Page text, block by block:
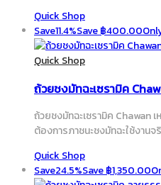
Quick Shop
Save11.4%Save฿400.00
Quick Shop
ถ้วยชงมัทฉะเซรามิค
ถ้วยชงมัทฉะเซรามิค Chawan
ต้องการภาชนะชงมัทฉะใช้งาน
Quick Shop
Save24.5%Save฿1,350.00